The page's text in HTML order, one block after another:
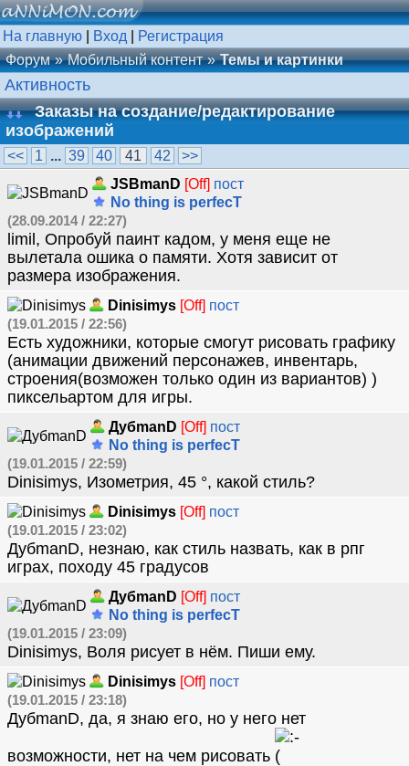
На главную Вход
Регистрация
Форум
Мобильный контент Темы и картинки
Активность
Заказы на создание/редактирование
изображений
<< 1 ... 39 40 41 42
>>
JSBmanD [Off] пост
No thing is perfecT
(28.09.2014 / 22:27)
limil, Опробуй паинт кадом, у меня еще не
вылетала ошика о памяти. Хотя зависит от
размера изображения.
Dinisimys [Off] пост
(19.01.2015 / 22:56)
Есть художники, которые смогут рисовать графику
(анимации движений персонажев, инвентарь,
строения(возможен только один из вариантов) )
пиксельартом для игры.
ДубmanD [Off] пост
No thing is perfecT
(19.01.2015 / 22:59)
Dinisimys, Изометрия, 45 °, какой стиль?
Dinisimys [Off] пост
(19.01.2015 / 23:02)
ДубmanD, незнаю, как стиль назвать, как в рпг
играх, походу 45 градусов
ДубmanD [Off] пост
No thing is perfecT
(19.01.2015 / 23:09)
Dinisimys, Воля рисует в нём. Пиши ему.
Dinisimys [Off] пост
(19.01.2015 / 23:18)
ДубmanD, да, я знаю его, но у него нет
возможности, нет на чем рисовать